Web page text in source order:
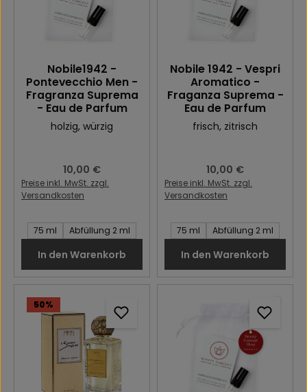
Nobile1942 -
Pontevecchio Men -
Fragranza Suprema
- Eau de Parfum
holzig, würzig
Regulärer Preis:
10,00 €
Preise inkl. MwSt. zzgl.
Versandkosten
Inhalt des Artikel:
75 ml Abfüllung 2 ml
In den Warenkorb
Nobile 1942 - Vespri
Aromatico -
Fraganza Suprema -
Eau de Parfum
frisch, zitrisch
Regulärer Preis:
10,00 €
Preise inkl. MwSt. zzgl.
Versandkosten
Inhalt des Artikel:
75 ml Abfüllung 2 ml
In den Warenkorb
50%